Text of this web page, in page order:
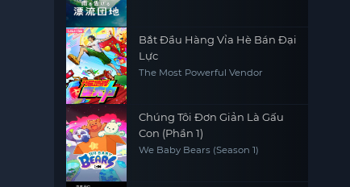
Bắt Đầu Hàng Vỉa Hè Bán Đại
Lực
The Most Powerful Vendor
Chúng Tôi Đơn Giản Là Gấu
Con (Phần 1)
We Baby Bears (Season 1)